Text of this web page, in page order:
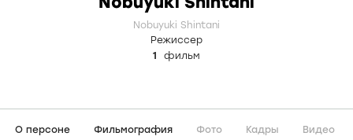
Nobuyuki Shintani
Режиссер
1
фильм
О персоне Фильмография Фото Кадры Видео